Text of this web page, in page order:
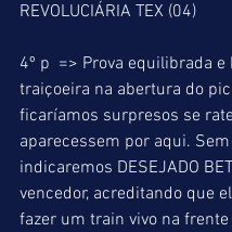
REVOLUCIÁRIA TEX (04)
4º p  => Prova equilibrada e
traiçoeira na abertura do
ficaríamos surpresos se
aparecessem por aqui.
indicaremos DESEJADO
vencedor, acreditando que
fazer um train vivo na